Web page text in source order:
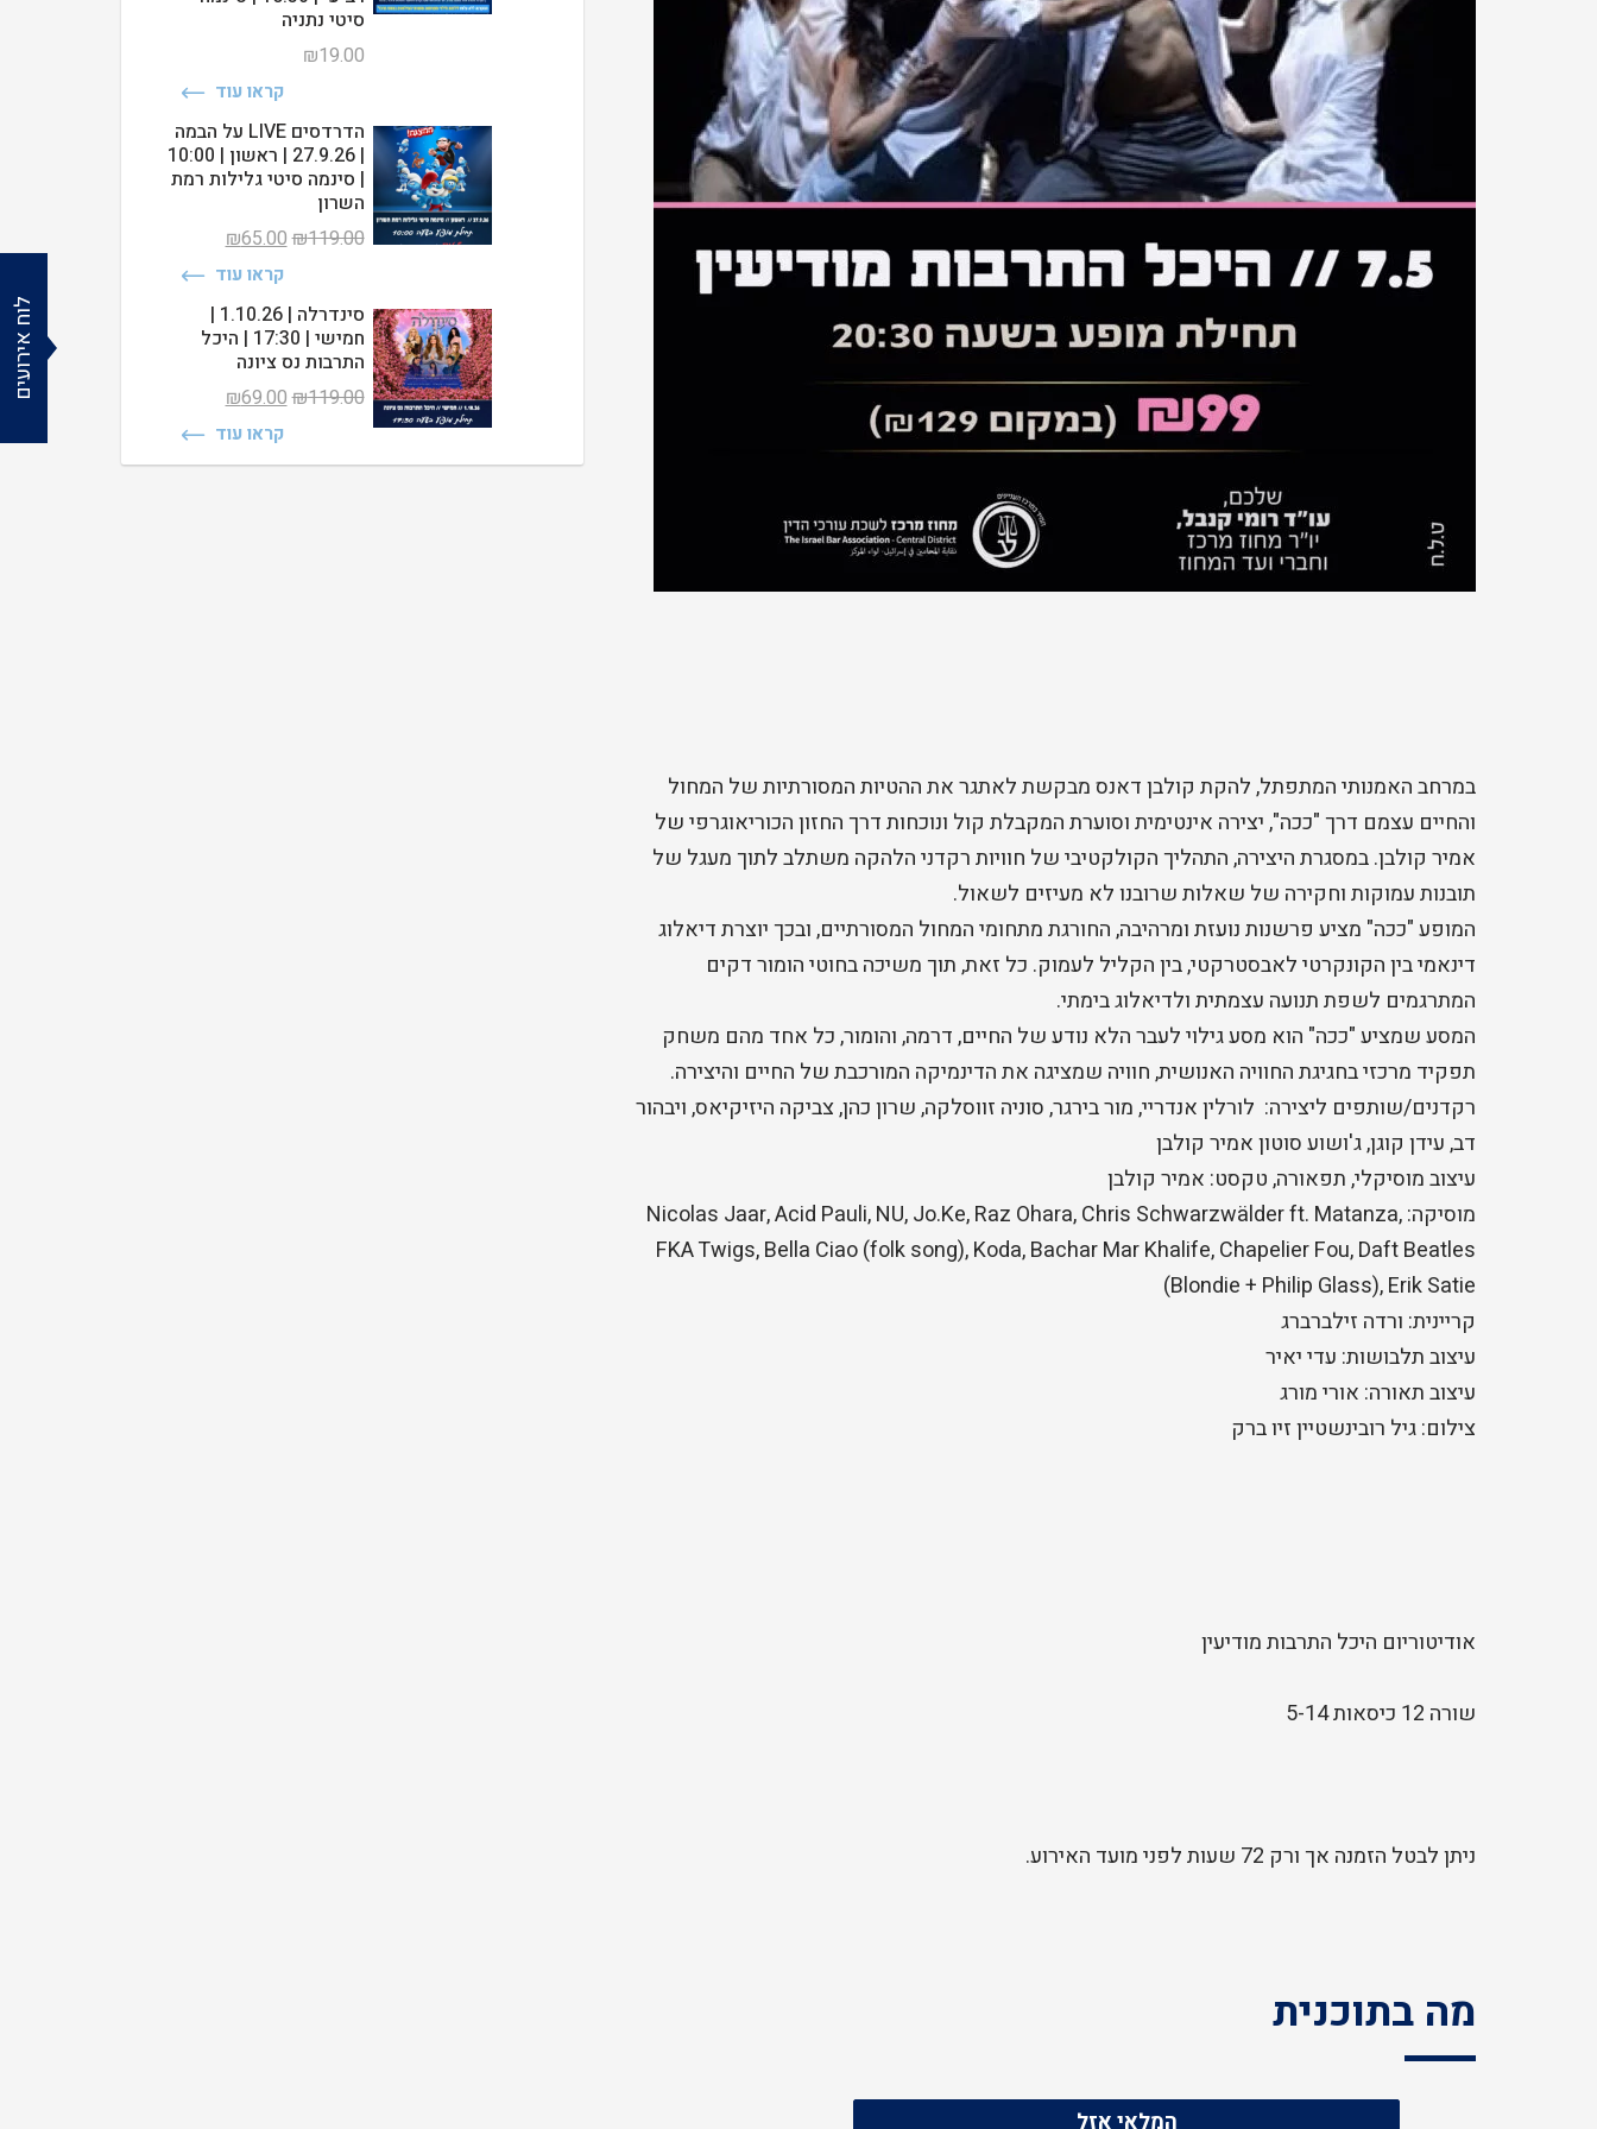
במרחב האמנותי המתפתל, להקת קולבן דאנס מבקשת לאתגר את ההטיות המסורתיות של המחול
והחיים עצמם דרך "ככה", יצירה אינטימית וסוערת המקבלת קול ונוכחות דרך החזון הכוריאוגרפי של
אמיר קולבן. במסגרת היצירה, התהליך הקולקטיבי של חוויות רקדני הלהקה משתלב לתוך מעגל של
תובנות עמוקות וחקירה של שאלות שרובנו לא מעיזים לשאול.
המופע "ככה" מציע פרשנות נועזת ומרהיבה, החורגת מתחומי המחול המסורתיים, ובכך יוצרת דיאלוג
דינאמי בין הקונקרטי לאבסטרקטי, בין הקליל לעמוק. כל זאת, תוך משיכה בחוטי הומור דקים
המתרגמים לשפת תנועה עצמתית ולדיאלוג בימתי.
המסע שמציע "ככה" הוא מסע גילוי לעבר הלא נודע של החיים, דרמה, והומור, כל אחד מהם משחק
תפקיד מרכזי בחגיגת החוויה האנושית, חוויה שמציגה את הדינמיקה המורכבת של החיים והיצירה.
רקדנים/שותפים ליצירה: לורלין אנדריי, מור בירגר, סוניה זווסלקה, שרון כהן, צביקה היזיקיאס, ויבהור
דב, עידן קוגן, ג'ושוע סוטון אמיר קולבן
עיצוב מוסיקלי, תפאורה, טקסט: אמיר קולבן
מוסיקה: Nicolas Jaar, Acid Pauli, NU, Jo.Ke, Raz Ohara, Chris Schwarzwälder ft. Matanza,
FKA Twigs, Bella Ciao (folk song), Koda, Bachar Mar Khalife, Chapelier Fou, Daft Beatles
(Blondie + Philip Glass), Erik Satie
קריינית: ורדה זילברברג
עיצוב תלבושות: עדי יאיר
עיצוב תאורה: אורי מורג
צילום: גיל רובינשטיין זיו ברק
אודיטוריום היכל התרבות מודיעין
שורה 12 כיסאות 5-14
ניתן לבטל הזמנה אך ורק 72 שעות לפני מועד האירוע.
מה בתוכנית
המלאי אזל
סיטי נתניה
₪19.00
קראו עוד
הדרדסים LIVE על הבמה
| 27.9.26 | ראשון | 10:00
| סינמה סיטי גלילות רמת
השרון
₪119.00
המחיר
היה:
₪119.00.
₪65.00
הוא:
₪65.00.
קראו עוד
סינדרלה | 1.10.26 |
חמישי | 17:30 | היכל
התרבות נס ציונה
₪119.00
המחיר
היה:
₪119.00.
₪69.00
הוא:
₪69.00.
קראו עוד
לוח אירועים